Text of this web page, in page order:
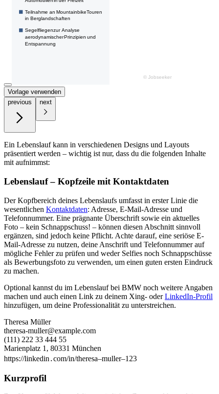
Vorlage verwenden
previous
next
Ein Lebenslauf kann in verschiedenen Designs und Layouts
präsentiert werden – wichtig ist nur, dass du die folgenden Inhalte
mit aufnimmst:
Lebenslauf – Kopfzeile mit Kontaktdaten
Der Kopfbereich deines Lebenslaufs umfasst in erster Linie die
wesentlichen Kontaktdaten: Adresse, E-Mail-Adresse und
Telefonnummer. Eine prägnante Überschrift sowie ein aktuelles
Foto – kein Schnappschuss! – können diesen Abschnitt sinnvoll
ergänzen, sind jedoch keine Pflicht. Achte darauf, eine seriöse E-
Mail-Adresse zu nutzen, deine Anschrift und Telefonnummer auf
mögliche Fehler zu prüfen und weder Selfies noch Schnappschüsse
als Bewerbungsfoto zu verwenden, um einen guten ersten Eindruck
zu machen.
Optional kannst du im Lebenslauf bei BMW noch weitere Angaben
machen und auch einen Link zu deinem Xing- oderLinkedIn-Profil
hinzufügen, um deine Professionalität zu unterstreichen.
Theresa Müller
theresa-muller@example.com
(111) 222 33 444 55
Marienplatz 1, 80331 München
https://linkedin․com/in/theresa–muller–123
Kurzprofil